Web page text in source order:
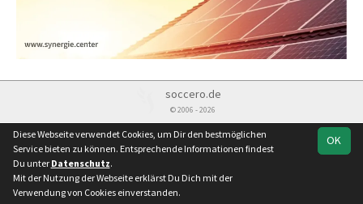
soccero.de
© 2006 - 2026
Besucherstatistik Kontakt Impressum Datenschutz OK
Diese Webseite verwendet Cookies, um Dir den bestmöglichen
Service bieten zu können. Entsprechende Informationen findest
Du unter Datenschutz.
Mit der Nutzung der Webseite erklärst Du Dich mit der
Verwendung von Cookies einverstanden.